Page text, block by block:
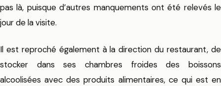
pas là, puisque d’autres manquements ont été relevés le
jour de la visite.
Il est reproché également à la direction du restaurant, de
stocker dans ses chambres froides des boissons
alcoolisées avec des produits alimentaires, ce qui est en